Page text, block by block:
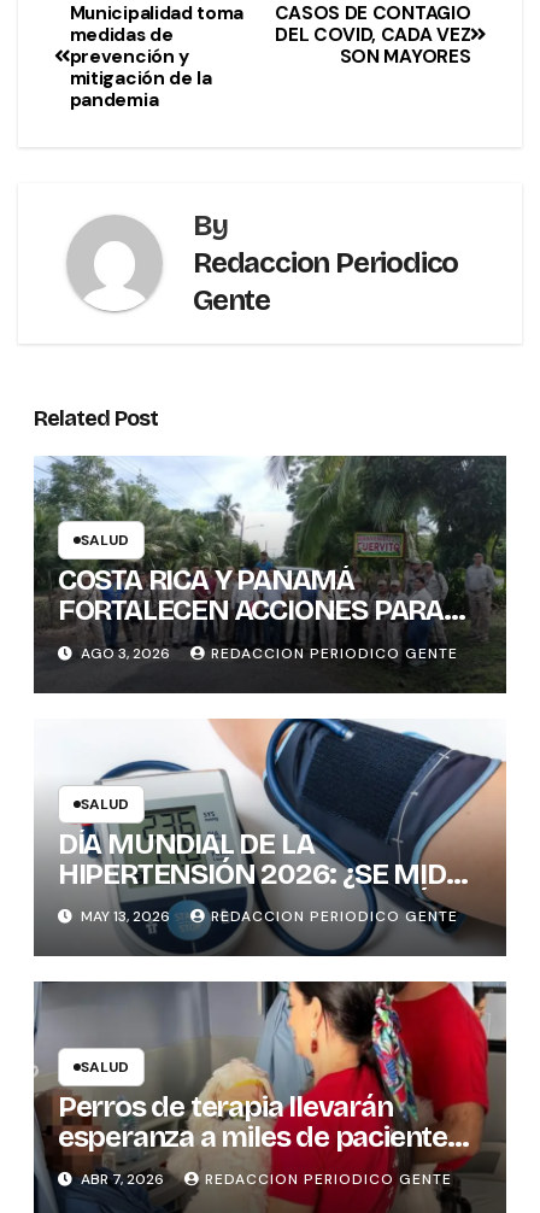
CASOS DE CONTAGIO
DEL COVID, CADA VEZ
SON MAYORES
Municipalidad toma
medidas de
prevención y
mitigación de la
pandemia
By
Redaccion Periodico
Gente
Related Post
SALUD
COSTA RICA Y PANAMÁ
FORTALECEN ACCIONES PARA
PREVENIR ENFERMEDADES
TRANSMITIDAS POR
MOSQUITOS: 1.300 VIVIENDAS
FUMIGADAS EN LA ZONA
FRONTERIZA
AGO 3, 2026 REDACCION PERIODICO GENTE
SALUD
DÍA MUNDIAL DE LA
HIPERTENSIÓN 2026: ¿SE MIDE
CORRECTAMENTE LA PRESIÓN
ARTERIAL? CLAVES PARA EVITAR
ERRORES
MAY 13, 2026 REDACCION PERIODICO GENTE
SALUD
Perros de terapia llevarán
esperanza a miles de pacientes
en hospitales del país
ABR 7, 2026 REDACCION PERIODICO GENTE